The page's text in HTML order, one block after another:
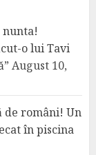
nunta!
o lui Tavi
August 10,
de români! Un
în piscina